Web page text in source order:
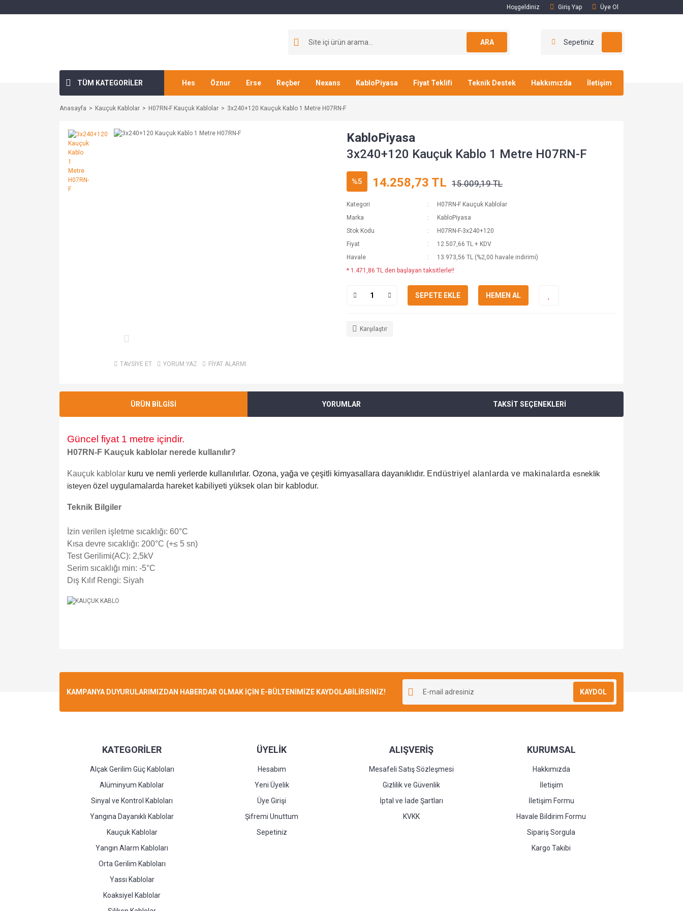
Hoşgeldiniz Giriş Yap Üye Ol
ARA Sepetiniz
TÜM KATEGORİLER Hes Öznur Erse Reçber Nexans KabloPiyasa Fiyat Teklifi Teknik Destek Hakkımızda İletişim
Anasayfa Kauçuk Kablolar H07RN-F Kauçuk Kablolar 3x240+120 Kauçuk Kablo 1 Metre H07RN-F
TAVSİYE ET YORUM YAZ FİYAT ALARMI
KabloPiyasa
3x240+120 Kauçuk Kablo 1 Metre H07RN-F
%5 14.258,73 TL 15.009,19 TL
Kategori
H07RN-F Kauçuk Kablolar
Marka
KabloPiyasa
Stok Kodu
H07RN-F-3x240+120
Fiyat
12.507,66 TL + KDV
Havale
13.973,56 TL (%2,00 havale indirimi)
* 1.471,86 TL den başlayan taksitlerle!!
SEPETE EKLE HEMEN AL
Karşılaştır
ÜRÜN BİLGİSİ YORUMLAR TAKSİT SEÇENEKLERİ
Güncel fiyat 1 metre içindir.
H07RN-F Kauçuk kablolar nerede kullanılır?
Kauçuk kablolar kuru ve nemli yerlerde kullanılırlar. Ozona, yağa ve çeşitli kimyasallara dayanıklıdır. Endüstriyel alanlarda ve makinalarda esneklik
isteyen özel uygulamalarda hareket kabiliyeti yüksek olan bir kablodur.
Teknik Bilgiler
İzin verilen işletme sıcaklığı: 60°C
Kısa devre sıcaklığı: 200°C (+≤ 5 sn)
Test Gerilimi(AC): 2,5kV
Serim sıcaklığı min: -5°C
Dış Kılıf Rengi: Siyah
KAMPANYA DUYURULARIMIZDAN HABERDAR OLMAK İÇİN E-BÜLTENİMİZE KAYDOLABİLİRSİNİZ! KAYDOL
KATEGORİLER
Alçak Gerilim Güç Kabloları
Alüminyum Kablolar
Sinyal ve Kontrol Kabloları
Yangına Dayanıklı Kablolar
Kauçuk Kablolar
Yangın Alarm Kabloları
Orta Gerilim Kabloları
Yassı Kablolar
Koaksiyel Kablolar
ÜYELİK
Hesabım
Yeni Üyelik
Üye Girişi
Şifremi Unuttum
Sepetiniz
ALIŞVERİŞ
Mesafeli Satış Sözleşmesi
Gizlilik ve Güvenlik
İptal ve İade Şartları
KVKK
KURUMSAL
Hakkımızda
İletişim
İletişim Formu
Havale Bildirim Formu
Sipariş Sorgula
Kargo Takibi